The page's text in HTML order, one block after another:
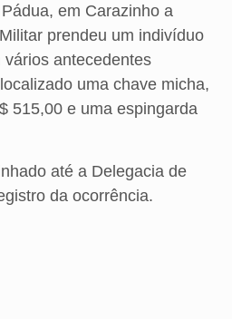
em Carazinho a
prendeu um indivíduo
antecedentes
uma chave micha,
515,00 e uma espingarda
até a Delegacia de
da ocorrência.